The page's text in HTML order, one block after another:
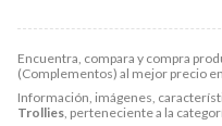
Encuentra, compara y compra
(Complementos) al mejor precio
Información, imágenes,
Trollies , perteneciente a la